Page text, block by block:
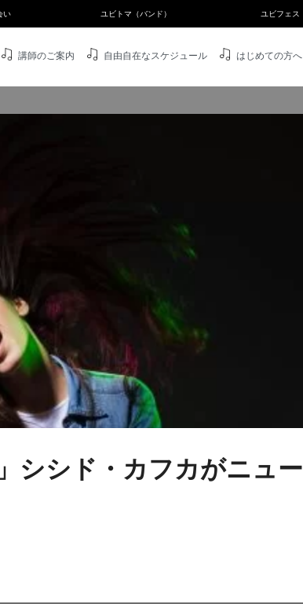
い ユビトマ（バンド） ユビフェス
講師のご案内 自由自在なスケジュール はじめての方へ
シシド・カフカがニュー